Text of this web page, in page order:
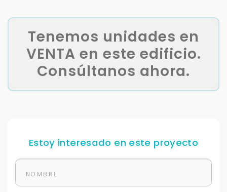
Tenemos unidades en
VENTA en este edificio.
Consúltanos ahora.
Estoy interesado en este proyecto